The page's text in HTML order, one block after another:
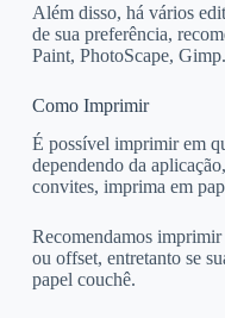
Além disso, há vários
de sua preferência,
Paint, PhotoScape, Gimp.
Como Imprimir
É possível imprimir em
dependendo da
convites, imprima em
Recomendamos
ou offset, entretanto se
papel couchê.